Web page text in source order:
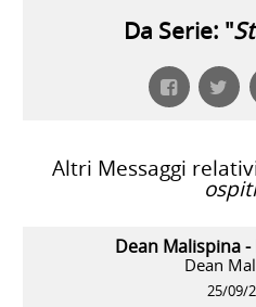
Da Serie: "
Altri Messaggi
ospiti
Dean Malispina
Dean
25/09/